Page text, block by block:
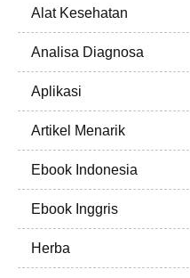
Alat Kesehatan
Analisa Diagnosa
Aplikasi
Artikel Menarik
Ebook Indonesia
Ebook Inggris
Herba